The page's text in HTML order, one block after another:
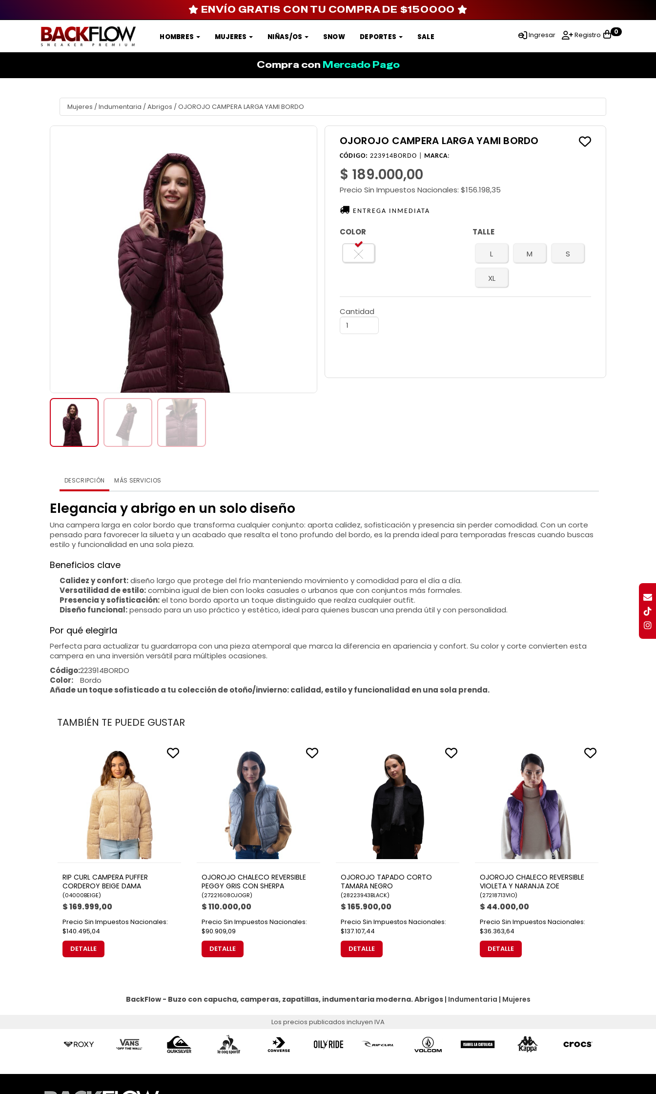
Ingresar Registro 0
HOMBRES MUJERES NIÑAS/OS SNOW DEPORTES SALE
ENVÍO GRATIS CON TU COMPRA DE $150000
Compra con Mercado Pago
Mujeres / Indumentaria / Abrigos / OJOROJO CAMPERA LARGA YAMI BORDO
OJOROJO CAMPERA LARGA YAMI BORDO
CÓDIGO: 223914BORDO | MARCA:
$ 189.000,00
Precio Sin Impuestos Nacionales: $156.198,35
ENTREGA INMEDIATA
COLOR TALLE
L M S
XL
Cantidad
DESCRIPCIÓN MÁS SERVICIOS
Elegancia y abrigo en un solo diseño
Una campera larga en color bordo que transforma cualquier conjunto: aporta calidez, sofisticación y presencia sin perder comodidad. Con un corte
pensado para favorecer la silueta y un acabado que resalta el tono profundo del bordo, es la prenda ideal para temporadas frescas cuando buscas
estilo y funcionalidad en una sola pieza.
Beneficios clave
Calidez y confort:diseño largo que protege del frío manteniendo movimiento y comodidad para el día a día.
Versatilidad de estilo:combina igual de bien con looks casuales o urbanos que con conjuntos más formales.
Presencia y sofisticación:el tono bordo aporta un toque distinguido que realza cualquier outfit.
Diseño funcional:pensado para un uso práctico y estético, ideal para quienes buscan una prenda útil y con personalidad.
Por qué elegirla
Perfecta para actualizar tu guardarropa con una pieza atemporal que marca la diferencia en apariencia y confort. Su color y corte convierten esta
campera en una inversión versátil para múltiples ocasiones.
Código:223914BORDO
Color:
Bordo
Añade un toque sofisticado a tu colección de otoño/invierno: calidad, estilo y funcionalidad en una sola prenda.
TAMBIÉN TE PUEDE GUSTAR
RIP CURL CAMPERA PUFFER
CORDEROY BEIGE DAMA
(04000BEIGE)
$ 169.999,00
Precio Sin Impuestos Nacionales:
$140.495,04
DETALLE
OJOROJO CHALECO REVERSIBLE
PEGGY GRIS CON SHERPA
(27221608OJOGR)
$ 110.000,00
Precio Sin Impuestos Nacionales:
$90.909,09
DETALLE
OJOROJO TAPADO CORTO
TAMARA NEGRO
(28223943BLACK)
$ 165.900,00
Precio Sin Impuestos Nacionales:
$137.107,44
DETALLE
OJOROJO CHALECO REVERSIBLE
VIOLETA Y NARANJA ZOE
(27218713VIO)
$ 44.000,00
Precio Sin Impuestos Nacionales:
$36.363,64
DETALLE
BackFlow - Buzo con capucha, camperas, zapatillas, indumentaria moderna.Abrigos| Indumentaria | Mujeres
Los precios publicados incluyen IVA